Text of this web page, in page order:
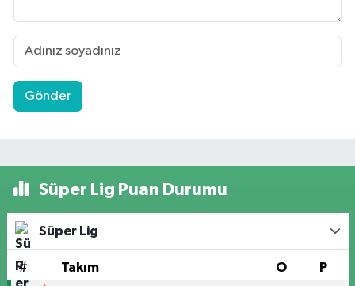
Gönder
Süper Lig Puan Durumu
Süper Lig
# Takım O P